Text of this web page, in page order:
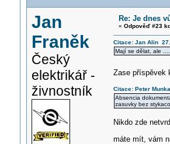
Jan
Franěk
Český
elektrikář -
živnostník
Re: Je dnes
« Odpověď #23
Citace: Jan Alin
Mají se dělat, ale .....
Zase
Citace: Peter
Absencia
zasuvky bez
Nikdo zde
máte mít, vám